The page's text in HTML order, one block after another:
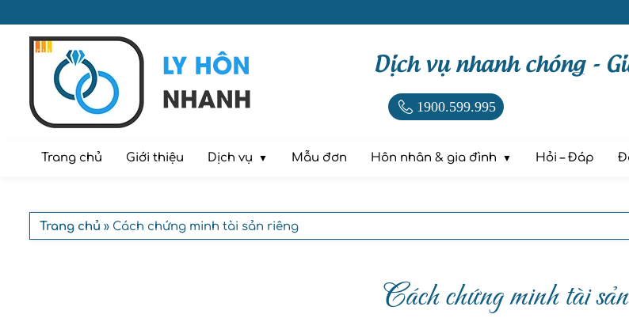
Dịch vụ nhanh chóng -
1900.599.995
Trang chủ Giới thiệu Dịch vụ Mẫu đơn Hôn nhân & gia đình Hỏi – Đáp
Trang chủ » Cách chứng minh tài sản riêng
Cách chứng minh tài